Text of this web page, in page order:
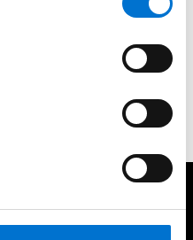
vos projets